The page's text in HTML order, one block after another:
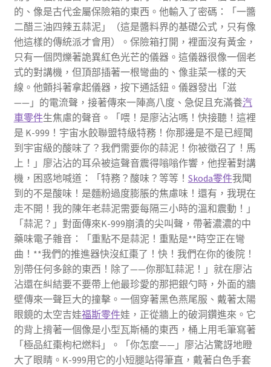
的、像是古代金屬保險箱的東西。他輸入了密碼：「一醬
二醋三油四辣五蒜泥」（這是醬料界的基礎公式，只有像
他這樣的傳統派才會用）。保險箱打開，裡面沒有黃金，
只有一個閃爍著詭異紅色光芒的儀器。這儀器很像一個老
式的對講機，但頂部插著一根彎曲的、像韭菜一樣的天
線。他顫抖著拿起儀器，按下通話鈕。儀器發出「滋
——」的電流聲，接著傳來一陣高八度、急促且充滿養汽
車零件生焦慮的聲音。「喂！是廖沾沾嗎！快接聽！這裡
是 K-999！宇宙水餃聯盟特級特務！你那邊是不是已經聞
到宇宙級的酸味了？我們需要你的蒜泥！你被徵召了！馬
上！」廖沾沾的耳朵被這聲音震得嗡嗡作響，他捏著對講
機，困惑地喊道：「特務？酸味？等等！ Skoda零件我聞
到的不是酸味！是麵粉過度膨脹的焦慮味！還有，我現在
走不開！我的陳年老蒜泥需要每隔三小時的溫和震動！」
「蒜泥？」對面傳來K-999崩潰的尖叫聲，帶著濃濃的中
藥味電子雜音：「重點不是蒜泥！重點是**時空正在彎
曲！**我們的推進器快沒紅棗了！快！我們在你的後院！
別帶任何多餘的東西！除了——你那缸蒜泥！」就在廖沾
沾還在糾結要不要帶上他最珍愛的那把銀勺時，外面的牆
壁傳來一聲巨大的撞擊。一個穿著黑色燕尾服、戴著太陽
眼鏡的太空吉娃福斯零件娃，正從牆上的破洞鑽進來。它
的背上揹著一個像是小型瓦斯桶的東西，桶上用毛筆寫著
「極品紅棗枸杞燃料」。「你怎麼——」廖沾沾驚訝地瞪
大了眼睛。K-999用它的小短腿站得筆直，戴著白色手套